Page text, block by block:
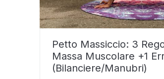
Petto Massiccio: 3
Massa Muscolare +1
(Bilanciere/Manubri)